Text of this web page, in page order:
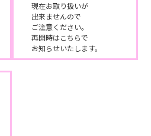
現在お取り扱いが
出来ませんので
ご注意ください。
再開時はこちらで
お知らせいたします。